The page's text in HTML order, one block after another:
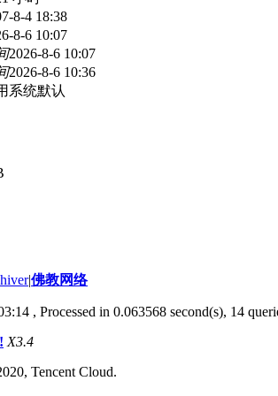
8-4 18:38
8-6 10:07
2026-8-6 10:07
2026-8-6 10:36
系统默认
|佛教网络
, Processed in 0.063568 second(s), 14
X3.4
Tencent Cloud.